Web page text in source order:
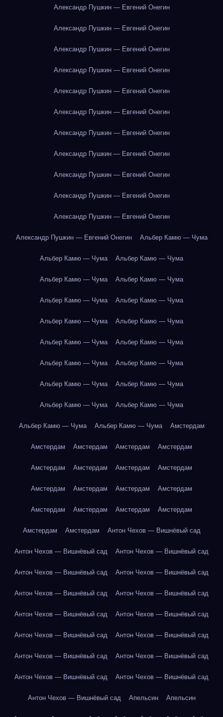
Александр Пушкин — Евгений Онегин
Александр Пушкин — Евгений Онегин
Александр Пушкин — Евгений Онегин
Александр Пушкин — Евгений Онегин
Александр Пушкин — Евгений Онегин
Александр Пушкин — Евгений Онегин
Александр Пушкин — Евгений Онегин
Александр Пушкин — Евгений Онегин
Александр Пушкин — Евгений Онегин
Александр Пушкин — Евгений Онегин
Александр Пушкин — Евгений Онегин
Александр Пушкин — Евгений Онегин Альбер Камю — Чума
Альбер Камю — Чума Альбер Камю — Чума
Альбер Камю — Чума Альбер Камю — Чума
Альбер Камю — Чума Альбер Камю — Чума
Альбер Камю — Чума Альбер Камю — Чума
Альбер Камю — Чума Альбер Камю — Чума
Альбер Камю — Чума Альбер Камю — Чума
Альбер Камю — Чума Альбер Камю — Чума
Альбер Камю — Чума Альбер Камю — Чума
Альбер Камю — Чума Альбер Камю — Чума Амстердам
Амстердам Амстердам Амстердам Амстердам
Амстердам Амстердам Амстердам Амстердам
Амстердам Амстердам Амстердам Амстердам
Амстердам Амстердам Амстердам Амстердам
Амстердам Амстердам Антон Чехов — Вишнёвый сад
Антон Чехов — Вишнёвый сад Антон Чехов — Вишнёвый сад
Антон Чехов — Вишнёвый сад Антон Чехов — Вишнёвый сад
Антон Чехов — Вишнёвый сад Антон Чехов — Вишнёвый сад
Антон Чехов — Вишнёвый сад Антон Чехов — Вишнёвый сад
Антон Чехов — Вишнёвый сад Антон Чехов — Вишнёвый сад
Антон Чехов — Вишнёвый сад Антон Чехов — Вишнёвый сад
Антон Чехов — Вишнёвый сад Антон Чехов — Вишнёвый сад
Антон Чехов — Вишнёвый сад Апельсин Апельсин